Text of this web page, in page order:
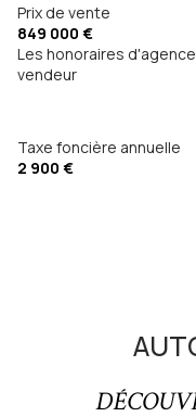
Chauffage
3 parking(s)
visiophone
Prix de vente
849 000 €
Les honoraires
vendeur
Taxe foncière annuelle
2 900 €